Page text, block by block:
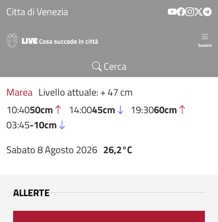
Salta al contenuto principale
Citta di Venezia
Sezioni
Cerca
Marea Livello attuale: + 47 cm
10:4050cm 14:0045cm 19:3060cm
03:45-10cm
Sabato 8 Agosto 2026 26,2°C
ALLERTE